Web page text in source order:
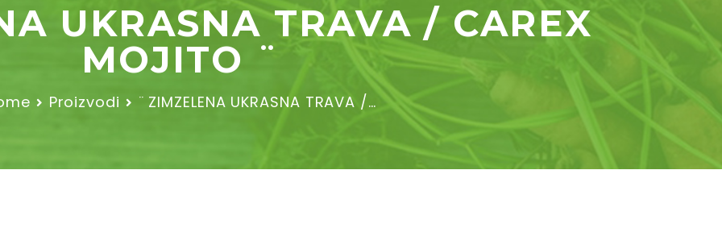
UKRASNA TRAVA / CAREX
MOJITO ¨
Proizvodi ¨ ZIMZELENA UKRASNA TRAVA /…